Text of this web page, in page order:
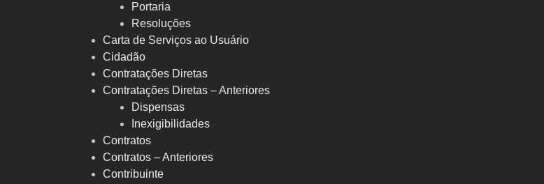
Portaria
Resoluções
Carta de Serviços ao Usuário
Cidadão
Contratações Diretas
Contratações Diretas – Anteriores
Dispensas
Inexigibilidades
Contratos
Contratos – Anteriores
Contribuinte